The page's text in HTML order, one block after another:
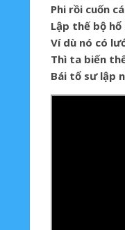
Phi rồi cuốn
Lập thế bộ
Ví dù nó có
Thì ta biến
Bái tổ sư lập